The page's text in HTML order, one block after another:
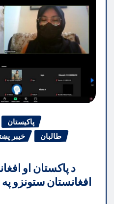
پاکیستان
خیبر
طالبان
د پاکستان او
افغانستان ستونزو